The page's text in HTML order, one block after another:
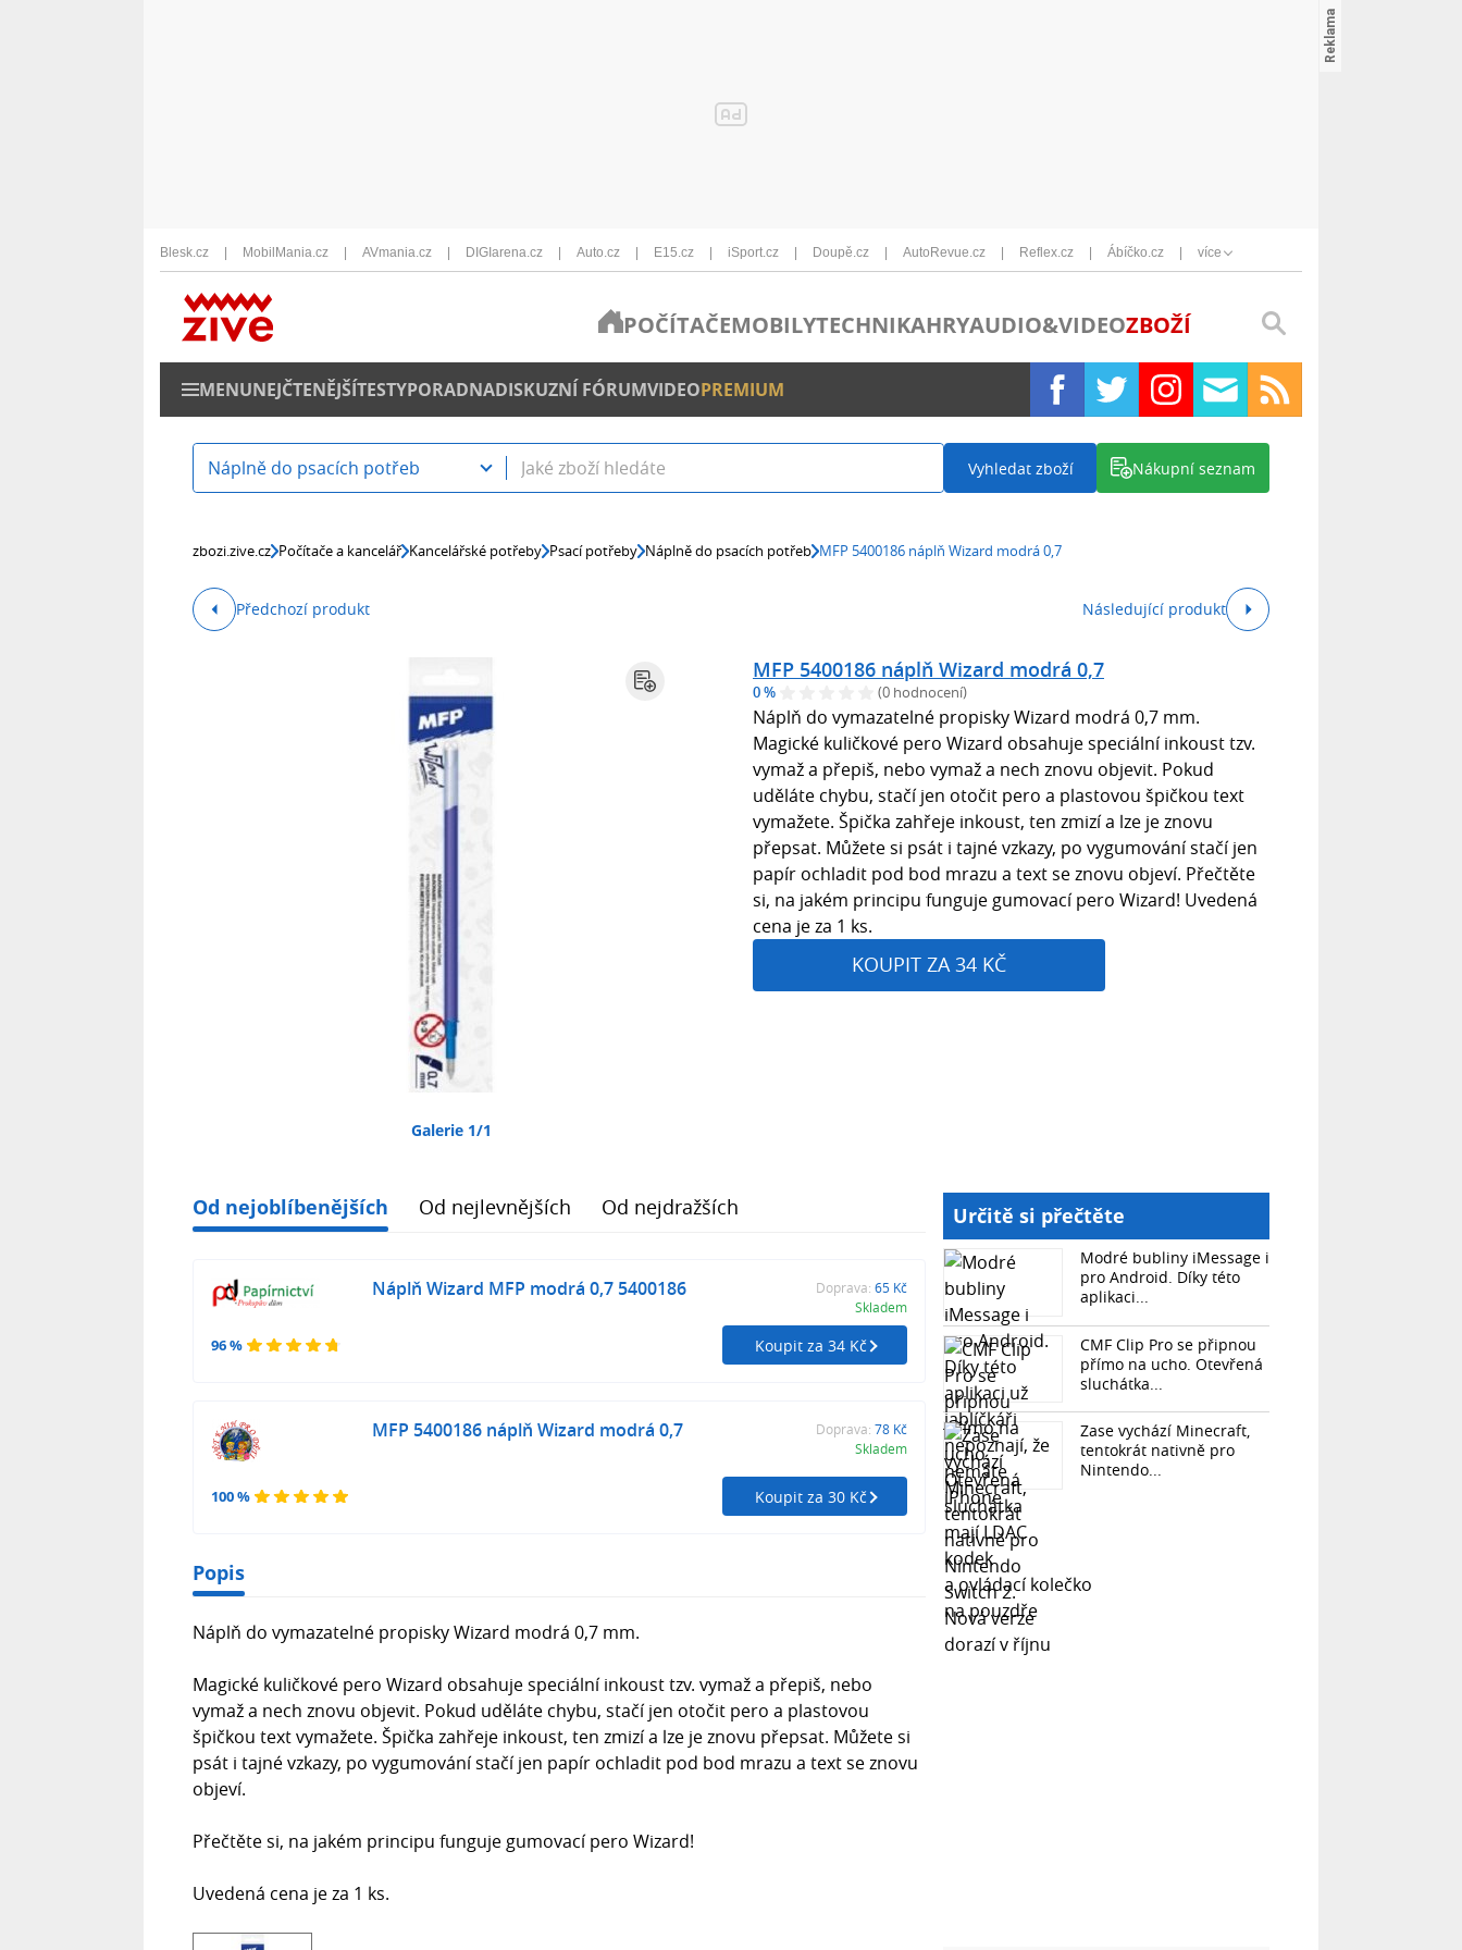
Blesk.cz MobilMania.cz AVmania.cz DIGIarena.cz Auto.cz E15.cz iSport.cz Doupě.cz AutoRevue.cz Reflex.cz Ábíčko.cz více
POČÍTAČEMOBILYTECHNIKAHRYAUDIO&VIDEOZBOŽÍ
MENUNEJČTENĚJŠÍTESTYPORADNADISKUZNÍ FÓRUMVIDEOPREMIUM
Náplně do psacích potřeb Vyhledat zboží Nákupní seznam
zbozi.zive.cz Počítače a kancelář Kancelářské potřeby Psací potřeby Náplně do psacích potřeb MFP 5400186 náplň Wizard modrá 0,7
Předchozí produkt Následující produkt
Galerie 1/1
MFP 5400186 náplň Wizard modrá 0,7
0 % (0 hodnocení)
Náplň do vymazatelné propisky Wizard modrá 0,7 mm.
Magické kuličkové pero Wizard obsahuje speciální inkoust tzv.
vymaž a přepiš, nebo vymaž a nech znovu objevit. Pokud
uděláte chybu, stačí jen otočit pero a plastovou špičkou text
vymažete. Špička zahřeje inkoust, ten zmizí a lze je znovu
přepsat. Můžete si psát i tajné vzkazy, po vygumování stačí jen
papír ochladit pod bod mrazu a text se znovu objeví. Přečtěte
si, na jakém principu funguje gumovací pero Wizard! Uvedená
cena je za 1 ks.
KOUPIT ZA 34 KČ
Od nejoblíbenějších Od nejlevnějších Od nejdražších
96 %
Náplň Wizard MFP modrá 0,7 5400186 Doprava: 65 Kč
Skladem
Koupit za 34 Kč
100 %
MFP 5400186 náplň Wizard modrá 0,7 Doprava: 78 Kč
Skladem
Koupit za 30 Kč
Popis
Náplň do vymazatelné propisky Wizard modrá 0,7 mm.
Magické kuličkové pero Wizard obsahuje speciální inkoust tzv. vymaž a přepiš, nebo
vymaž a nech znovu objevit. Pokud uděláte chybu, stačí jen otočit pero a plastovou
špičkou text vymažete. Špička zahřeje inkoust, ten zmizí a lze je znovu přepsat. Můžete si
psát i tajné vzkazy, po vygumování stačí jen papír ochladit pod bod mrazu a text se znovu
objeví.
Přečtěte si, na jakém principu funguje gumovací pero Wizard!
Uvedená cena je za 1 ks.
Určitě si přečtěte
Modré bubliny iMessage i
pro Android. Díky této
aplikaci...
CMF Clip Pro se připnou
přímo na ucho. Otevřená
sluchátka...
Zase vychází Minecraft,
tentokrát nativně pro
Nintendo...